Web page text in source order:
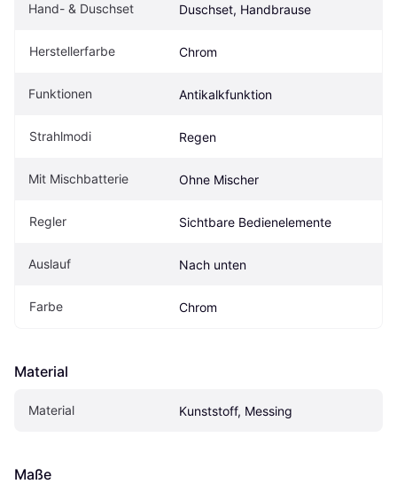
Hand- & Duschset Duschset, Handbrause
Herstellerfarbe Chrom
Funktionen Antikalkfunktion
Strahlmodi Regen
Mit Mischbatterie Ohne Mischer
Regler Sichtbare Bedienelemente
Auslauf Nach unten
Farbe Chrom
Material
Material Kunststoff, Messing
Maße